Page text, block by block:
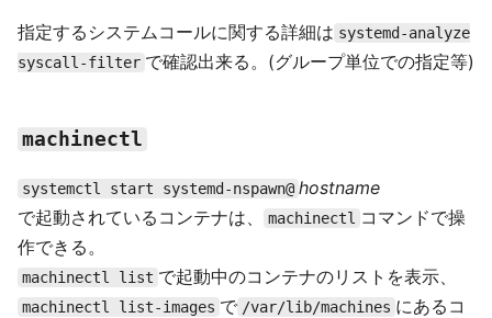
指定するシステムコールに関する詳細は systemd-analyze
syscall-filter で確認出来る。(グループ単位での指定等)
machinectl
systemctl start systemd-nspawn@ hostname
で起動されているコンテナは、
machinectl コマンドで操
作できる。
machinectl list で起動中のコンテナのリストを表示、
machinectl list-images で /var/lib/machines にあるコ